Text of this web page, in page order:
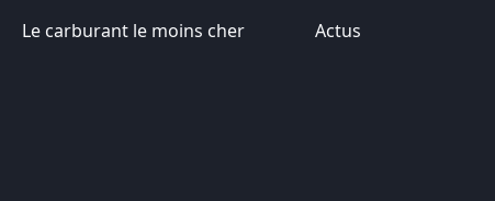
Le carburant le moins cher Actus